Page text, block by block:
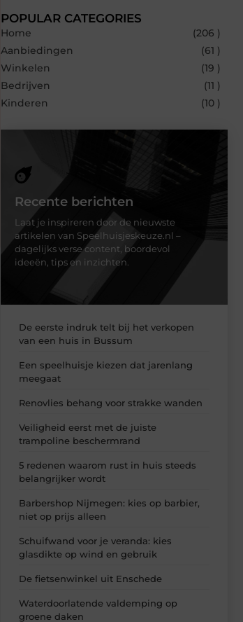
POPULAR CATEGORIES
Home
(206 )
Aanbiedingen
(61 )
Winkelen
(19 )
Bedrijven
(11 )
Kinderen
(10 )
Recente berichten
Laat je inspireren door de nieuwste
artikelen van Speelhuisjeskeuze.nl –
dagelijks verse content, boordevol
ideeën, tips en inzichten.
De eerste indruk telt bij het verkopen
van een huis in Bussum
Een speelhuisje kiezen dat jarenlang
meegaat
Renovlies behang voor strakke wanden
Veiligheid eerst met de juiste
trampoline beschermrand
5 redenen waarom rust in huis steeds
belangrijker wordt
Barbershop Nijmegen: kies op barbier,
niet op prijs alleen
Schuifwand voor je veranda: kies
glasdikte op wind en gebruik
De fietsenwinkel uit Enschede
Waterdoorlatende valdemping op
groene daken